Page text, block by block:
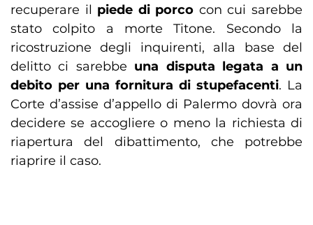
recuperare il piede di porco con cui sarebbe
stato colpito a morte Titone. Secondo la
ricostruzione degli inquirenti, alla base del
delitto ci sarebbe una disputa legata a un
debito per una fornitura di stupefacenti. La
Corte d’assise d’appello di Palermo dovrà ora
decidere se accogliere o meno la richiesta di
riapertura del dibattimento, che potrebbe
riaprire il caso.